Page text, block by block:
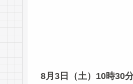
8月3日（土）10時30